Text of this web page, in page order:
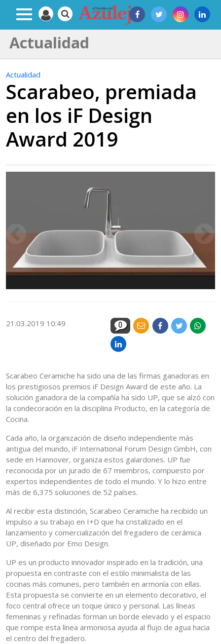
Actualidad
Actualidad
Scarabeo, premiada
en los iF Design
Award 2019
21.03.2019 10:49 0
Scarabeo Ceramiche ha sido una de las firmas ganadoras en
los prestigiosos premios iF Design Award de este año. La
solución ganadora de la compañía ha sido UP, que se alzó con
la condecoración en la disciplina Producto, en la categoría de
Cocina.
Cada año, la organización de diseño independiente más
antigua del mundo, iF International Forum Design GmbH, con
sede en Hannover, organiza estos galardones. UP fue
reconocida por un jurado de 67 miembros, compuesto por
expertos independientes de todo el mundo. Y lo hizo entre
más de 6,375 soluciones de 52 países.
Al recibir esta distinción, Scarabeo Ceramiche ha recibido un
impulso a su trabajo en I+D que ha cristalizado en el
lanzamiento y comercialización del fregadero de cerámica
UP, diseñado por Emo Design.
UP es un producto innovador inspirado en la tradición, una
propuesta en contraste con el estilo minimalista de las
cocinas más comunes, pero también en armonía con ellas.
Esta propuesta se convierte en un elemento decorativo, el
foco central ofrece un toque único y personal. Las líneas
femeninas y refinadas forman un borde elevado y el espacio
que rompe esta línea armoniosa ayuda al flujo de agua hacia
el centro del fregadero.